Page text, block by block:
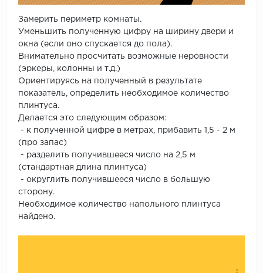
Замерить периметр комнаты.
Уменьшить полученную цифру на ширину двери и
окна (если оно спускается до пола).
Внимательно просчитать возможные неровности
(эркеры, колонны и т.д.)
Ориентируясь на полученный в результате
показатель, определить необходимое количество
плинтуса.
Делается это следующим образом:
- к полученной цифре в метрах, прибавить 1,5 - 2 м
(про запас)
- разделить получившееся число на 2,5 м
(стандартная длина плинтуса)
- округлить получившееся число в большую
сторону.
Необходимое количество напольного плинтуса
найдено.